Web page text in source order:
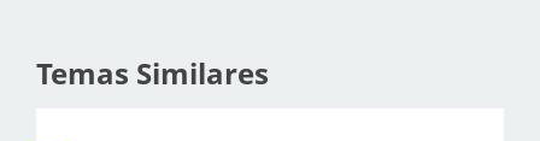
Temas Similares